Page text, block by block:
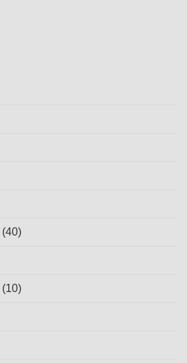
(40)
(10)